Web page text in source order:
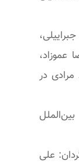
عموزاد،
در
علی